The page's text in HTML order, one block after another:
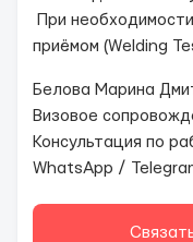
При
приёмом (Welding
Белова Марина
Визовое
Консультация по
WhatsApp /